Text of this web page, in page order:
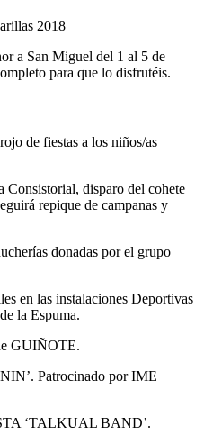
2018
a San Miguel del 1 al 5 de
para que lo disfrutéis.
de fiestas a los niños/as
Consistorial, disparo del cohete
repique de campanas y
donadas por el grupo
en las instalaciones Deportivas
la Espuma.
GUIÑOTE.
Patrocinado por IME
‘TALKUAL BAND’.